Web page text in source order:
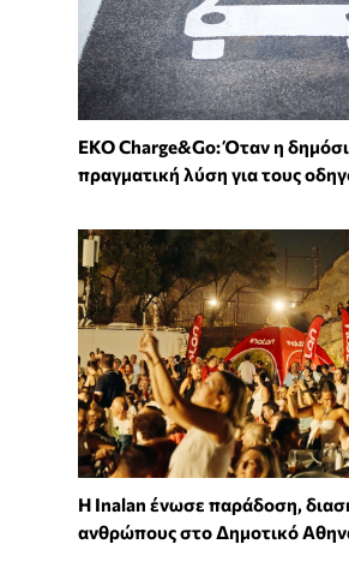
EKO Charge&Go: Όταν η
πραγματική λύση για τους
Η Inalan ένωσε παράδοση,
ανθρώπους στο Δημοτικό